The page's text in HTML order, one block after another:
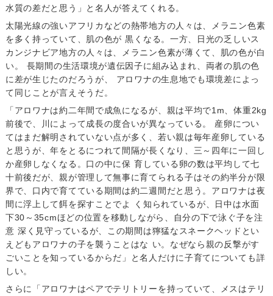
水質の差だと思う」と名人が答えてくれる。
太陽光線の強いアフリカなどの熱帯地方の人々は、メラニン色素
を多く持っていて、肌の色が 黒くなる。一方、日光の乏しいス
カンジナビア地方の人々は、メラニン色素が薄くて、肌の色が白
い。 長期間の生活環境が遺伝因子に組み込まれ、両者の肌の色
に差が生じたのだろうが、 アロワナの生息地でも環境差によっ
て同じことが言えそうだ。
「アロワナは約二年間で成魚になるが、親は平均で1m、体重2kg
前後で、川によって成長の度合いが異なっている。 産卵につい
てはまだ解明されていない点が多く、若い親は毎年産卵している
と思うが、年をとるにつれて間隔が長くなり、三～四年に一回し
か産卵しなくなる。口の中に保 育している卵の数は平均して七
十前後だが、親が管理して無事に育てられる子はその約半分が限
界で、口内で育てている期間は約二週間だと思う。アロワナは夜
間に浮上して餌を探すことでよ く知られているが、日中は水面
下30～35cmほどの位置を移動しながら、自分の下で泳ぐ子を注
意 深く見守っているが、この期間は獰猛なスネークヘッドとい
えどもアロワナの子を襲うことはな い。なぜなら親の反撃がす
ごいことを知っているからだ」と名人だけに子育てについても詳
しい。
さらに「アロワナはペアでテリトリーを持っていて、メスはテリ